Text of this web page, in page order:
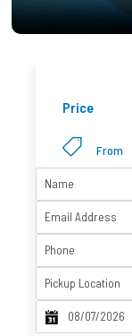
Price
From